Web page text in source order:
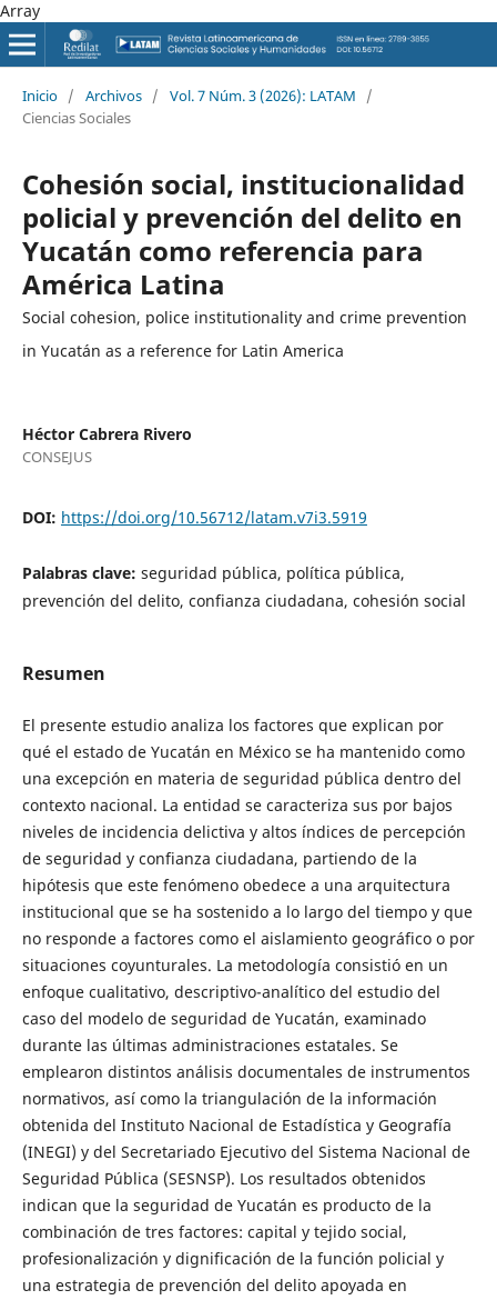
Array
Inicio / Archivos / Vol. 7 Núm. 3 (2026): LATAM
/
Ciencias Sociales
Cohesión social, institucionalidad
policial y prevención del delito en
Yucatán como referencia para
América Latina
Social cohesion, police institutionality and crime prevention
in Yucatán as a reference for Latin America
Héctor Cabrera Rivero
CONSEJUS
DOI: https://doi.org/10.56712/latam.v7i3.5919
Palabras clave: seguridad pública, política pública,
prevención del delito, confianza ciudadana, cohesión social
Resumen
El presente estudio analiza los factores que explican por
qué el estado de Yucatán en México se ha mantenido como
una excepción en materia de seguridad pública dentro del
contexto nacional. La entidad se caracteriza sus por bajos
niveles de incidencia delictiva y altos índices de percepción
de seguridad y confianza ciudadana, partiendo de la
hipótesis que este fenómeno obedece a una arquitectura
institucional que se ha sostenido a lo largo del tiempo y que
no responde a factores como el aislamiento geográfico o por
situaciones coyunturales. La metodología consistió en un
enfoque cualitativo, descriptivo-analítico del estudio del
caso del modelo de seguridad de Yucatán, examinado
durante las últimas administraciones estatales. Se
emplearon distintos análisis documentales de instrumentos
normativos, así como la triangulación de la información
obtenida del Instituto Nacional de Estadística y Geografía
(INEGI) y del Secretariado Ejecutivo del Sistema Nacional de
Seguridad Pública (SESNSP). Los resultados obtenidos
indican que la seguridad de Yucatán es producto de la
combinación de tres factores: capital y tejido social,
profesionalización y dignificación de la función policial y
una estrategia de prevención del delito apoyada en